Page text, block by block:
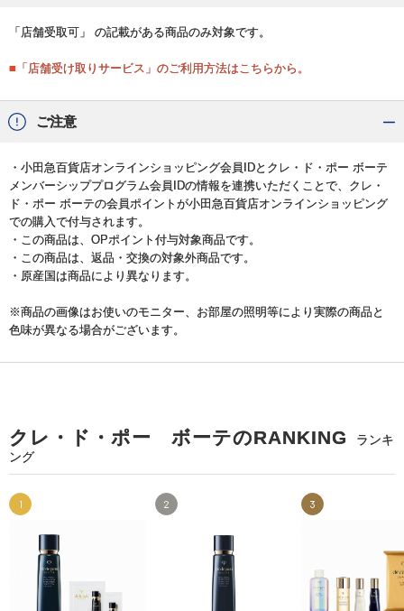
「店舗受取可」 の記載がある商品のみ対象です。
■「店舗受け取りサービス」のご利用方法はこちらから。
ご注意
・小田急百貨店オンラインショッピング会員IDとクレ・ド・ポー ボーテ
メンバーシッププログラム会員IDの情報を連携いただくことで、クレ・
ド・ポー ボーテの会員ポイントが小田急百貨店オンラインショッピング
での購入で付与されます。
・この商品は、OPポイント付与対象商品です。
・この商品は、返品・交換の対象外商品です。
・原産国は商品により異なります。
※商品の画像はお使いのモニター、お部屋の照明等により実際の商品と
色味が異なる場合がございます。
クレ・ド・ポー ボーテのRANKING
ランキ
ング
1 2 3